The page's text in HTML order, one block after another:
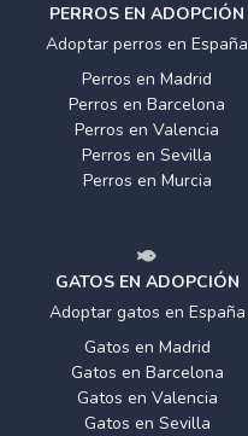
PERROS EN ADOPCIÓN
Adoptar perros en España
Perros en Madrid
Perros en Barcelona
Perros en Valencia
Perros en Sevilla
Perros en Murcia
GATOS EN ADOPCIÓN
Adoptar gatos en España
Gatos en Madrid
Gatos en Barcelona
Gatos en Valencia
Gatos en Sevilla